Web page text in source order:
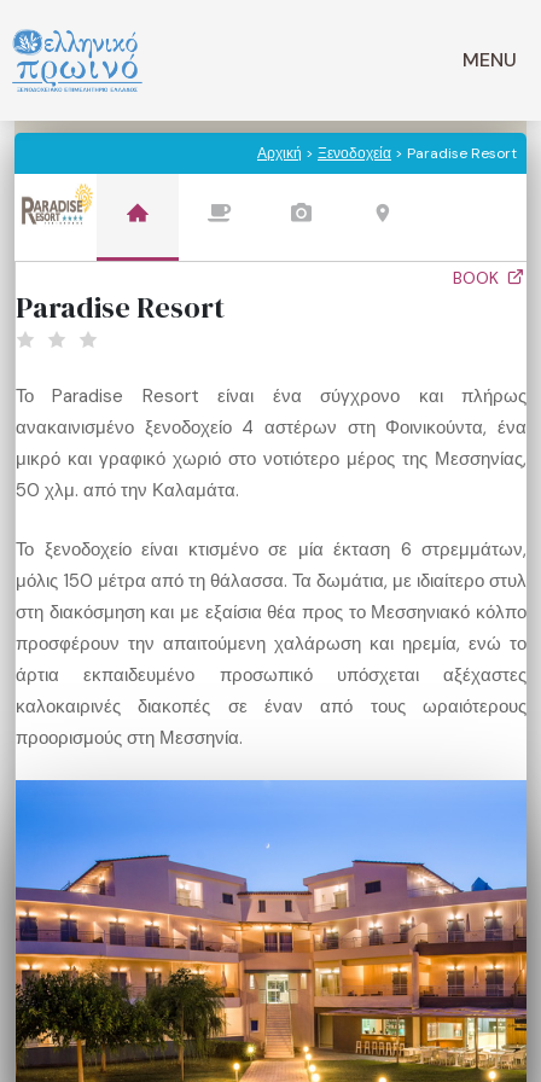
σε
περιεχόμενο
MENU
Αρχική > Ξενοδοχεία > Paradise Resort
BOOK
Paradise Resort
Το Paradise Resort είναι ένα σύγχρονο και πλήρως
ανακαινισμένο ξενοδοχείο 4 αστέρων στη Φοινικούντα, ένα
μικρό και γραφικό χωριό στο νοτιότερο μέρος της Μεσσηνίας,
50 χλμ. από την Καλαμάτα.
Το ξενοδοχείο είναι κτισμένο σε μία έκταση 6 στρεμμάτων,
μόλις 150 μέτρα από τη θάλασσα. Τα δωμάτια, με ιδιαίτερο στυλ
στη διακόσμηση και με εξαίσια θέα προς το Μεσσηνιακό κόλπο
προσφέρουν την απαιτούμενη χαλάρωση και ηρεμία, ενώ το
άρτια εκπαιδευμένο προσωπικό υπόσχεται αξέχαστες
καλοκαιρινές διακοπές σε έναν από τους ωραιότερους
προορισμούς στη Μεσσηνία.